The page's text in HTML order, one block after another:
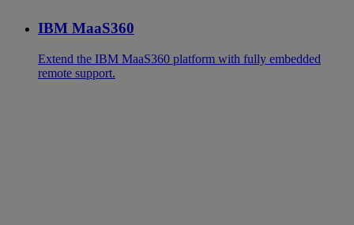
IBM MaaS360
Extend the IBM MaaS360 platform with fully embedded
remote support.